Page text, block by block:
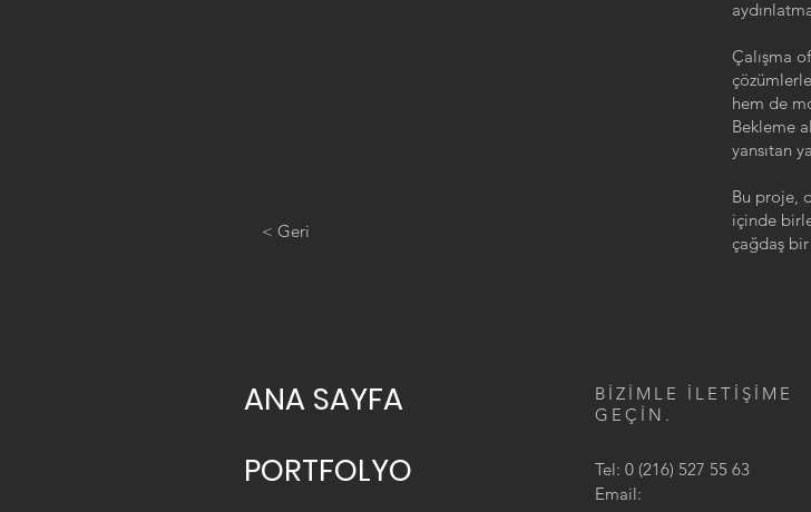
< Geri
Çalışma
hem de
Bekleme
yansıtan
Bu proje,
içinde
çağdaş
ANA SAYFA
PORTFOLYO
BİZİMLE İLETİŞİME
GEÇİN.
Tel: 0 (216) 527 55 63
Email: